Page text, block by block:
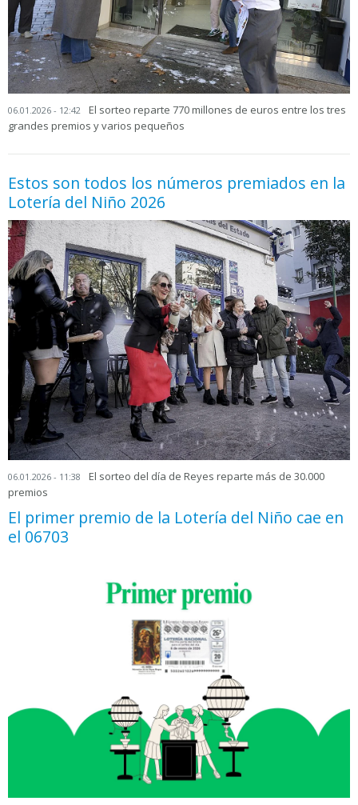
06.01.2026 - 12:42
El sorteo reparte 770 millones de euros entre los tres
grandes premios y varios pequeños
Estos son todos los números premiados en la
Lotería del Niño 2026
06.01.2026 - 11:38
El sorteo del día de Reyes reparte más de 30.000
premios
El primer premio de la Lotería del Niño cae en
el 06703